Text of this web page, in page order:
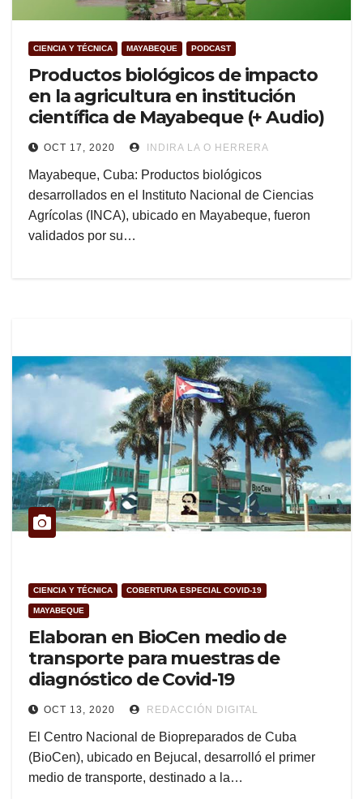
CIENCIA Y TÉCNICA MAYABEQUE PODCAST
Productos biológicos de impacto
en la agricultura en institución
científica de Mayabeque (+ Audio)
OCT 17, 2020 INDIRA LA O HERRERA
Mayabeque, Cuba: Productos biológicos
desarrollados en el Instituto Nacional de Ciencias
Agrícolas (INCA), ubicado en Mayabeque, fueron
validados por su…
CIENCIA Y TÉCNICA COBERTURA ESPECIAL COVID-19
MAYABEQUE
Elaboran en BioCen medio de
transporte para muestras de
diagnóstico de Covid-19
OCT 13, 2020 REDACCIÓN DIGITAL
El Centro Nacional de Biopreparados de Cuba
(BioCen), ubicado en Bejucal, desarrolló el primer
medio de transporte, destinado a la…